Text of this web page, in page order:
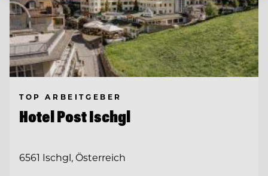
TOP ARBEITGEBER
Hotel Post Ischgl
6561 Ischgl, Österreich